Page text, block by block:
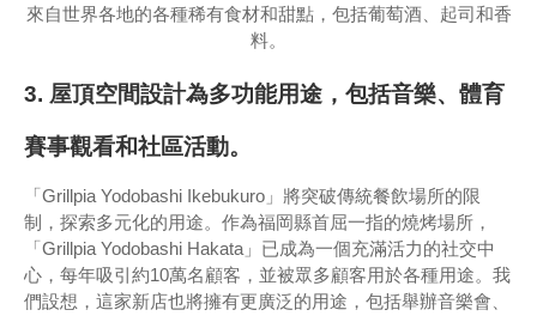
來自世界各地的各種稀有食材和甜點，包括葡萄酒、起司和香
料。
3. 屋頂空間設計為多功能用途，包括音樂、體育
賽事觀看和社區活動。
「Grillpia Yodobashi Ikebukuro」將突破傳統餐飲場所的限
制，探索多元化的用途。作為福岡縣首屈一指的燒烤場所，
「Grillpia Yodobashi Hakata」已成為一個充滿活力的社交中
心，每年吸引約10萬名顧客，並被眾多顧客用於各種用途。我
們設想，這家新店也將擁有更廣泛的用途，包括舉辦音樂會、